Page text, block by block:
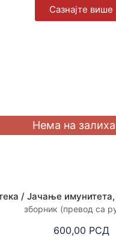
Сазнајте више
/ Јачање
зборник (превод са
600,00 РСД